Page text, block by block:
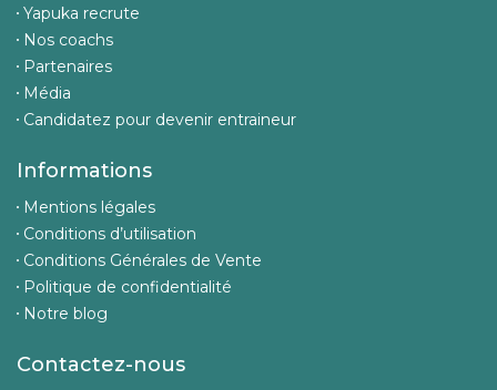
Yapuka recrute
Nos coachs
Partenaires
Média
Candidatez pour devenir entraineur
Informations
Mentions légales
Conditions d’utilisation
Conditions Générales de Vente
Politique de confidentialité
Notre blog
Contactez-nous